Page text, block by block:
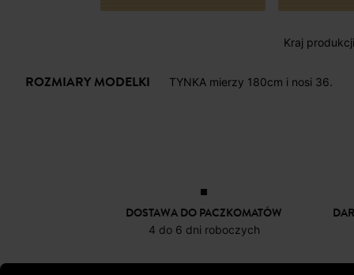
Kraj
ROZMIARY MODELKI TYNKA mierzy 180cm i nosi 36.
DOSTAWA DO PACZKOMATÓW
4 do 6 dni roboczych